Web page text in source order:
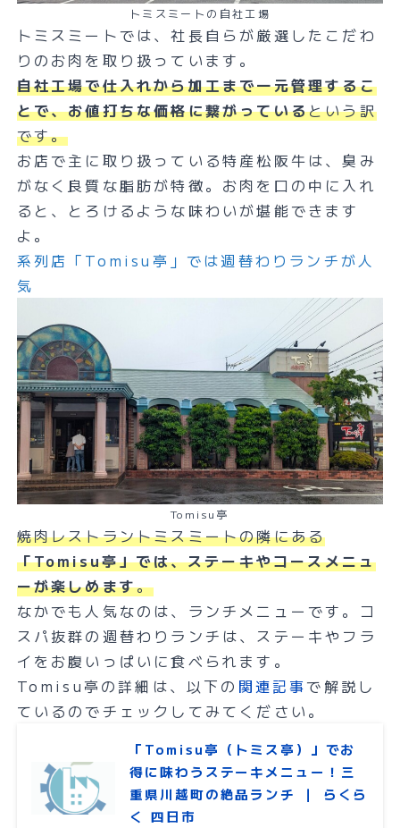
トミスミートの自社工場
トミスミートでは、社長自らが厳選したこだわ
りのお肉を取り扱っています。
自社工場で仕入れから加工まで一元管理するこ
とで、お値打ちな価格に繋がっているという訳
です。
お店で主に取り扱っている特産松阪牛は、臭み
がなく良質な脂肪が特徴。お肉を口の中に入れ
ると、とろけるような味わいが堪能できます
よ。
系列店「Tomisu亭」では週替わりランチが人
気
Tomisu亭
焼肉レストラントミスミートの隣にある
「Tomisu亭」では、ステーキやコースメニュ
ーが楽しめます。
なかでも人気なのは、ランチメニューです。コ
スパ抜群の週替わりランチは、ステーキやフラ
イをお腹いっぱいに食べられます。
Tomisu亭の詳細は、以下の 関連記事で解説し
ているのでチェックしてみてください。
「Tomisu亭（トミス亭）」でお
得に味わうステーキメニュー！三
重県川越町の絶品ランチ ｜ らくら
く 四日市